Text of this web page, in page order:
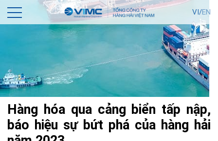
VI/EN
Hàng hóa qua cảng biển tấp nập,
báo hiệu sự bứt phá của hàng hải